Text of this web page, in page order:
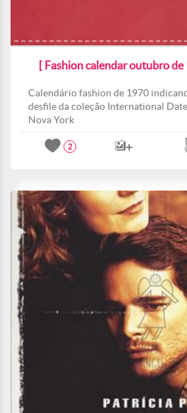
[ Fashion calendar outubro de
Calendário fashion de 1970
desfile da coleção International
Nova York
2